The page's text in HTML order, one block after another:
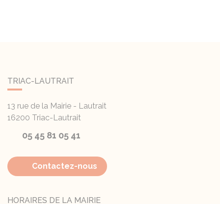
TRIAC-LAUTRAIT
13 rue de la Mairie - Lautrait
16200 Triac-Lautrait
05 45 81 05 41
Contactez-nous
HORAIRES DE LA MAIRIE